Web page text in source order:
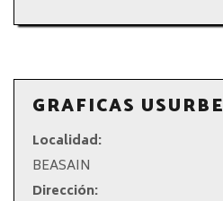
GRAFICAS USURBE
Localidad:
BEASAIN
Dirección: